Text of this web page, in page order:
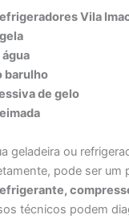
Vila
barulho
de gelo
geladeira ou
pode ser um
técnicos podem